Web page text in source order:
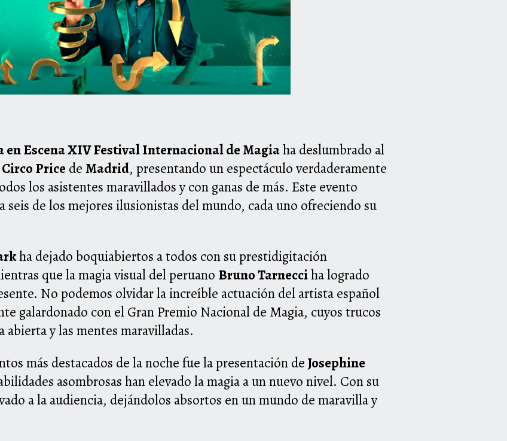
Escena XIV Festival Internacional de Magiaha deslumbrado al
Circo Price deMadrid, presentando un espectáculo verdaderamente
los asistentes maravillados y con ganas de más. Este evento
de los mejores ilusionistas del mundo, cada uno ofreciendo su
ha dejado boquiabiertos a todos con su prestidigitación
que la magia visual del peruano Bruno Tarnecciha logrado
No podemos olvidar la increíble actuación del artista español
galardonado con el Gran Premio Nacional de Magia, cuyos trucos
y las mentes maravilladas.
más destacados de la noche fue la presentación deJosephine
asombrosas han elevado la magia a un nuevo nivel. Con su
a la audiencia, dejándolos absortos en un mundo de maravilla y